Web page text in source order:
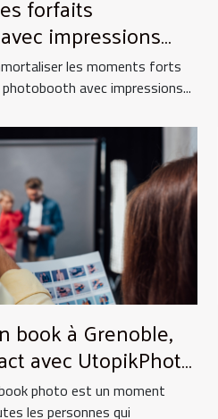
forfaits
impressions
les moments forts
photobooth avec impressions...
book à Grenoble,
avec UtopikPhoto
photo est un moment
les personnes qui